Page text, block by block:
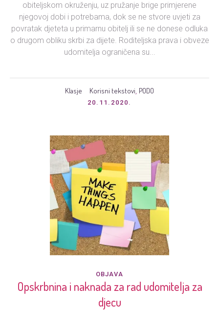
obiteljskom okruženju, uz pružanje brige primjerene
njegovoj dobi i potrebama, dok se ne stvore uvjeti za
povratak djeteta u primarnu obitelj ili se ne donese odluka
o drugom obliku skrbi za dijete. Roditeljska prava i obveze
udomitelja ograničena su...
Klasje Korisni tekstovi, PODO
20.11.2020.
OBJAVA
Opskrbnina i naknada za rad udomitelja za
djecu